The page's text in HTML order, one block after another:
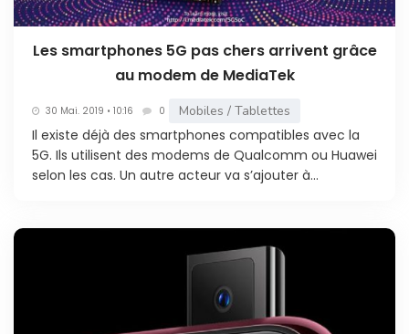
Les smartphones 5G pas chers arrivent grâce
au modem de MediaTek
30 Mai. 2019 • 10:16 0 Mobiles / Tablettes
Il existe déjà des smartphones compatibles avec la
5G. Ils utilisent des modems de Qualcomm ou Huawei
selon les cas. Un autre acteur va s’ajouter à...